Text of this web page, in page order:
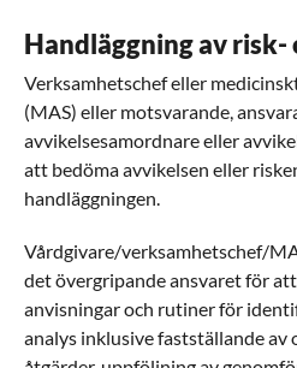
Handläggning av risk-
Verksamhetschef eller
(MAS) eller motsvarande,
avvikelsesamordnare eller
att bedöma avvikelsen eller
handläggningen.
Vårdgivare/verksamhetschef/
det övergripande ansvaret för
anvisningar och rutiner för
analys inklusive fastställande av